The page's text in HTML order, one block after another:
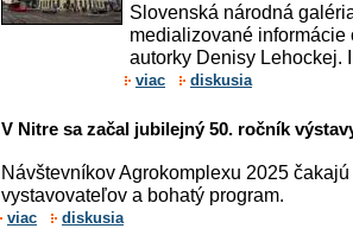
Slovenská národná
medializované
autorky Denisy Lehockej.
viac diskusia
V Nitre sa začal jubilejný 50. ročník
Návštevníkov Agrokomplexu 2025
vystavovateľov a bohatý program.
viac diskusia